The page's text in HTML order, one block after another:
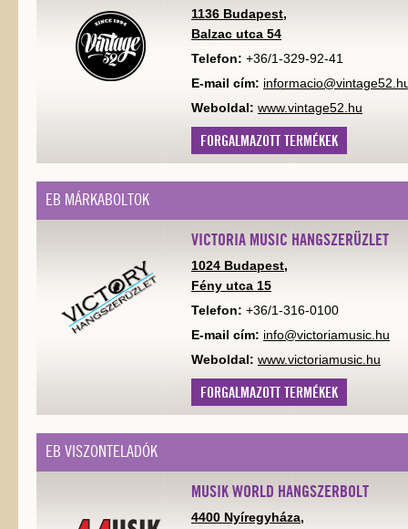
1136 Budapest,
Balzac utca 54
Telefon: +36/1-329-92-41
E-mail cím:
Weboldal: www.vintage52.hu
FORGALMAZOTT TERMÉKEK
EB MÁRKABOLTOK
VICTORIA MUSIC HANGSZERÜZLET
1024 Budapest,
Fény utca 15
Telefon: +36/1-316-0100
E-mail cím: info@victoriamusic.hu
Weboldal: www.victoriamusic.hu
FORGALMAZOTT TERMÉKEK
EB VISZONTELADÓK
MUSIK WORLD HANGSZERBOLT
4400 Nyíregyháza,